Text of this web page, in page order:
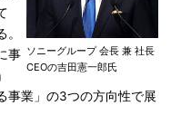
ソニーグループ 会長 兼 社長
CEOの吉田憲一郎氏
事
事業」の3つの方向性で展